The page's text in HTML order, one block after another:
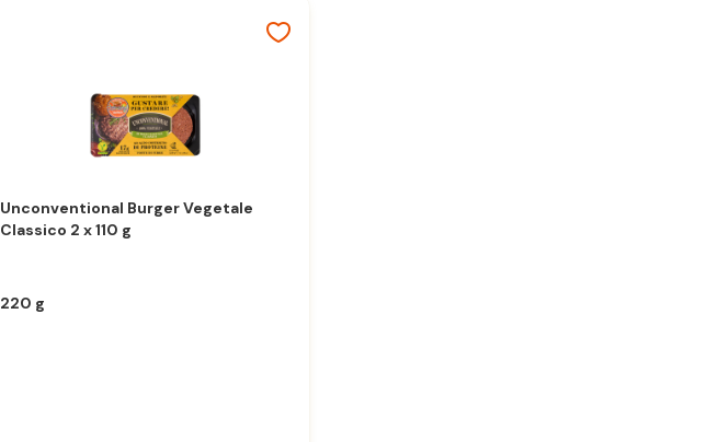
Unconventional Burger Vegetale
Classico 2 x 110 g
220 g